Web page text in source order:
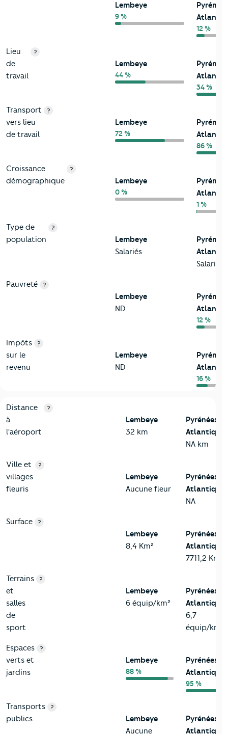
Lembeye
9 %
12 %
Lieu
de
travail
?
Lembeye
44 %
34 %
Transport
vers lieu
de travail
?
Lembeye
72 %
86 %
Croissance
démographique
?
Lembeye
0 %
1 %
Type de
population
?
Lembeye
Salariés
Salariés
Pauvreté ?
Lembeye
ND
12 %
Impôts
sur le
revenu
?
Lembeye
ND
16 %
3-Environnement
Critères Lembeye
Distance
à
l'aéroport
?
Lembeye
32 km
Pyrénées-
Atlantiques
NA km
Ville et
villages
fleuris
?
Lembeye
Aucune fleur
Pyrénées-
Atlantiques
NA
Surface ?
Lembeye
8,4 Km²
Pyrénées-
Atlantiques
7711,2 Km²
Terrains
et
salles
de
sport
?
Lembeye
6 équip/km²
Pyrénées-
Atlantiques
6,7
équip/km²
Espaces
verts et
jardins
?
Lembeye
88 %
Pyrénées-
Atlantiques
95 %
Transports
publics
?
Lembeye
Aucune
Pyrénées-
Atlantiques